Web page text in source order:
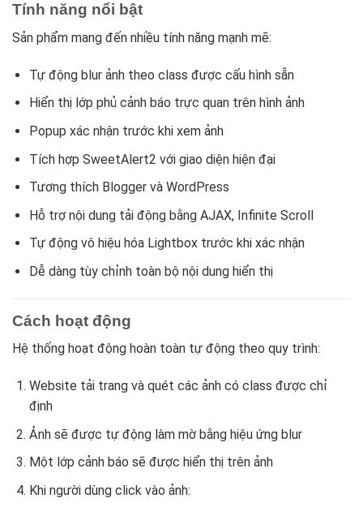
Tính năng nổi bật
Sản phẩm mang đến nhiều tính năng mạnh mẽ:
Tự động blur ảnh theo class được cấu hình sẵn
Hiển thị lớp phủ cảnh báo trực quan trên hình ảnh
Popup xác nhận trước khi xem ảnh
Tích hợp SweetAlert2 với giao diện hiện đại
Tương thích Blogger và WordPress
Hỗ trợ nội dung tải động bằng AJAX, Infinite Scroll
Tự động vô hiệu hóa Lightbox trước khi xác nhận
Dễ dàng tùy chỉnh toàn bộ nội dung hiển thị
Cách hoạt động
Hệ thống hoạt động hoàn toàn tự động theo quy trình:
Website tải trang và quét các ảnh có class được chỉ
định
Ảnh sẽ được tự động làm mờ bằng hiệu ứng blur
Một lớp cảnh báo sẽ được hiển thị trên ảnh
Khi người dùng click vào ảnh: